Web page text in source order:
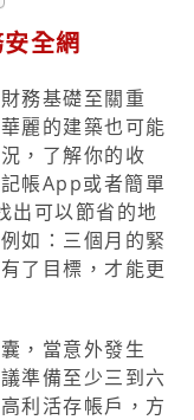
全網
務基礎至關重
麗的建築也可能
，了解你的收
帳App或者簡單
出可以節省的地
如：三個月的緊
了目標，才能更
，當意外發生
準備至少三到六
利活存帳戶，方